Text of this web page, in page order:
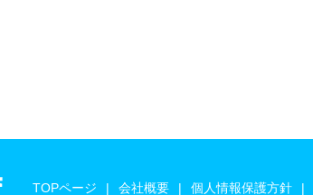
TOPページ 会社概要 個人情報保護方針